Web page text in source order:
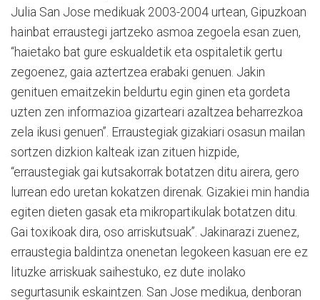
Julia San Jose medikuak 2003-2004 urtean, Gipuzkoan
hainbat erraustegi jartzeko asmoa zegoela esan zuen,
“haietako bat gure eskualdetik eta ospitaletik gertu
zegoenez, gaia aztertzea erabaki genuen. Jakin
genituen emaitzekin beldurtu egin ginen eta gordeta
uzten zen informazioa gizarteari azaltzea beharrezkoa
zela ikusi genuen”. Erraustegiak gizakiari osasun mailan
sortzen dizkion kalteak izan zituen hizpide,
“erraustegiak gai kutsakorrak botatzen ditu airera, gero
lurrean edo uretan kokatzen direnak. Gizakiei min handia
egiten dieten gasak eta mikropartikulak botatzen ditu.
Gai toxikoak dira, oso arriskutsuak”. Jakinarazi zuenez,
erraustegia baldintza onenetan legokeen kasuan ere ez
lituzke arriskuak saihestuko, ez dute inolako
segurtasunik eskaintzen. San Jose medikua, denboran